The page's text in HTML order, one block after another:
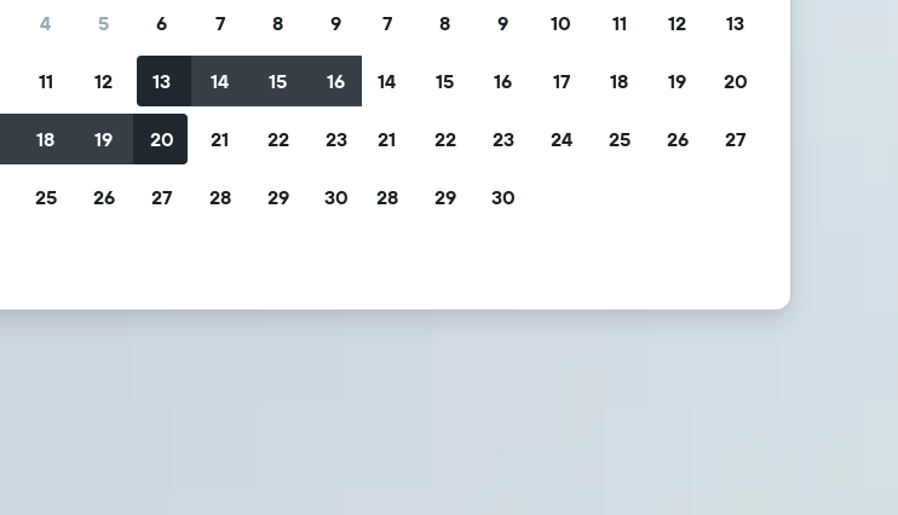
4 5 6 7 8 9
11 12 13 14 15 16
18 19 20 21 22 23
25 26 27 28 29 30
7 8 9 10 11 12 13
14 15 16 17 18 19 20
21 22 23 24 25 26 27
28 29 30